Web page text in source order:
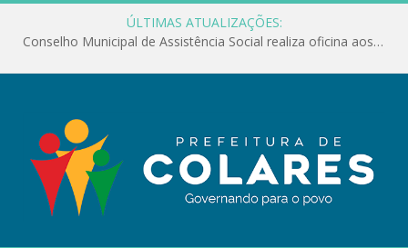
ÚLTIMAS ATUALIZAÇÕES:
Conselho Municipal de Assistência Social realiza oficina aos servidores